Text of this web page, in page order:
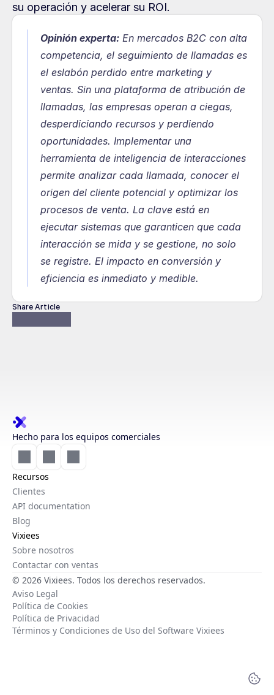
su operación y acelerar su ROI.
Opinión experta: En mercados B2C con alta
competencia, el seguimiento de llamadas es
el eslabón perdido entre marketing y
ventas. Sin una plataforma de atribución de
llamadas, las empresas operan a ciegas,
desperdiciando recursos y perdiendo
oportunidades. Implementar una
herramienta de inteligencia de interacciones
permite analizar cada llamada, conocer el
origen del cliente potencial y optimizar los
procesos de venta. La clave está en
ejecutar sistemas que garanticen que cada
interacción se mida y se gestione, no solo
se registre. El impacto en conversión y
eficiencia es inmediato y medible.
Share Article
Hecho para los equipos comerciales
Recursos
Clientes
API documentation
Blog
Vixiees
Sobre nosotros
Contactar con ventas
© 2026 Vixiees. Todos los derechos reservados.
Aviso Legal
Política de Cookies
Política de Privacidad
Términos y Condiciones de Uso del Software Vixiees